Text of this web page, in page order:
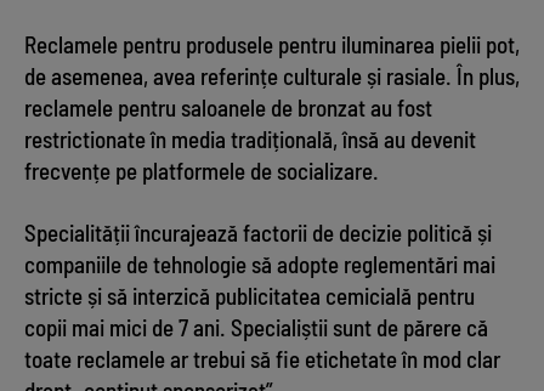
Reclamele pentru produsele pentru iluminarea pielii pot,
de asemenea, avea referințe culturale și rasiale. În plus,
reclamele pentru saloanele de bronzat au fost
restrictionate în media tradițională, însă au devenit
frecvențe pe platformele de socializare.
Specialității încurajează factorii de decizie politică și
companiile de tehnologie să adopte reglementări mai
stricte și să interzică publicitatea cemicială pentru
copii mai mici de 7 ani. Specialiștii sunt de părere că
toate reclamele ar trebui să fie etichetate în mod clar